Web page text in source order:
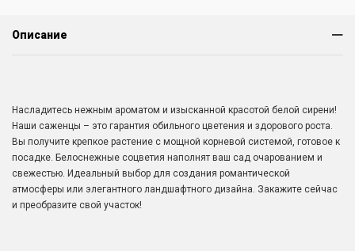
Описание
Насладитесь нежным ароматом и изысканной красотой белой сирени!
Наши саженцы – это гарантия обильного цветения и здорового роста.
Вы получите крепкое растение с мощной корневой системой, готовое к
посадке. Белоснежные соцветия наполнят ваш сад очарованием и
свежестью. Идеальный выбор для создания романтической
атмосферы или элегантного ландшафтного дизайна. Закажите сейчас
и преобразите свой участок!